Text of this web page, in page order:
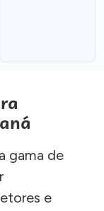
gama de
e